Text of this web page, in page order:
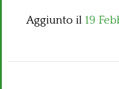
Aggiunto il 19